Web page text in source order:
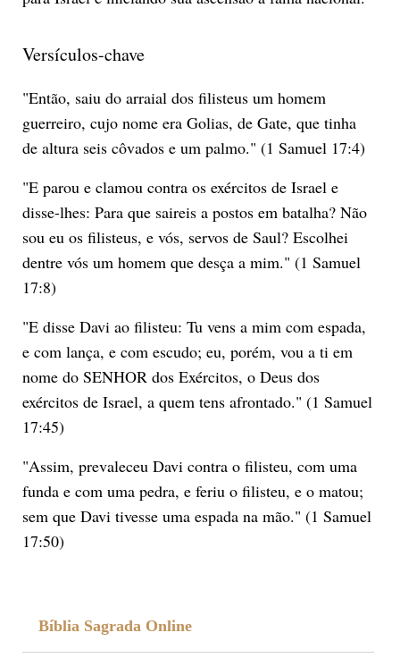
Versículos-chave
"Então, saiu do arraial dos filisteus um homem
guerreiro, cujo nome era Golias, de Gate, que tinha
de altura seis côvados e um palmo." (1 Samuel 17:4)
"E parou e clamou contra os exércitos de Israel e
disse-lhes: Para que saireis a postos em batalha? Não
sou eu os filisteus, e vós, servos de Saul? Escolhei
dentre vós um homem que desça a mim." (1 Samuel
17:8)
"E disse Davi ao filisteu: Tu vens a mim com espada,
e com lança, e com escudo; eu, porém, vou a ti em
nome do SENHOR dos Exércitos, o Deus dos
exércitos de Israel, a quem tens afrontado." (1 Samuel
17:45)
"Assim, prevaleceu Davi contra o filisteu, com uma
funda e com uma pedra, e feriu o filisteu, e o matou;
sem que Davi tivesse uma espada na mão." (1 Samuel
17:50)
Bíblia Sagrada Online